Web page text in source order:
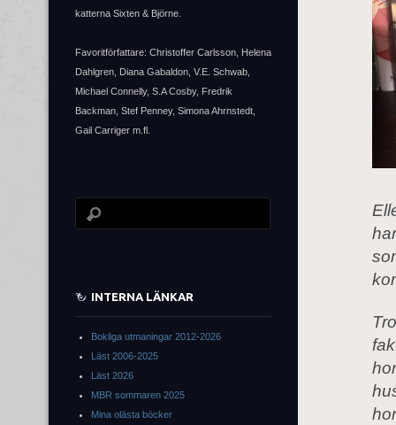
katterna Sixten & Björne.
Favoritförfattare: Christoffer Carlsson, Helena
Dahlgren, Diana Gabaldon, V.E. Schwab,
Michael Connelly, S.A Cosby, Fredrik
Backman, Stef Penney, Simona Ahrnstedt,
Gail Carriger m.fl.
INTERNA LÄNKAR
Bokliga utmaningar 2012-2026
Läst 2006-2025
Läst 2026
MBR sommaren 2025
Mina olästa böcker